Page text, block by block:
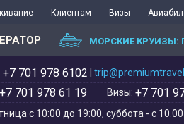
Клиентам Визы
МОРСКИЕ КРУИЗЫ:
+7 701 978 6102‬
+7 701 978 61 19 Визы: +7 701
с 10:00 до 19:00, суббота - с